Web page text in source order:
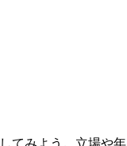
てみよう。立場や年